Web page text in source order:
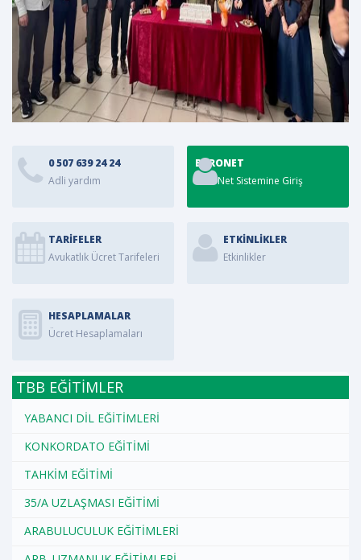
0 507 639 24 24
Adli yardım
BARONET
BaroNet Sistemine Giriş
TARİFELER
Avukatlık Ücret Tarifeleri
ETKINLIKLER
Etkinlikler
HESAPLAMALAR
Ücret Hesaplamaları
TBB EĞİTİMLER
YABANCI DİL EĞİTİMLERİ
KONKORDATO EĞİTİMİ
TAHKİM EĞİTİMİ
35/A UZLAŞMASI EĞİTİMİ
ARABULUCULUK EĞİTİMLERİ